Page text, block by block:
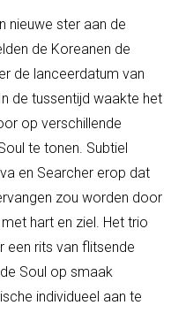
nieuwe ster aan de
de Koreanen de
de lanceerdatum van
de tussentijd waakte het
op verschillende
te tonen. Subtiel
en Searcher erop dat
zou worden door
hart en ziel. Het trio
een rits van flitsende
Soul op smaak
individueel aan te